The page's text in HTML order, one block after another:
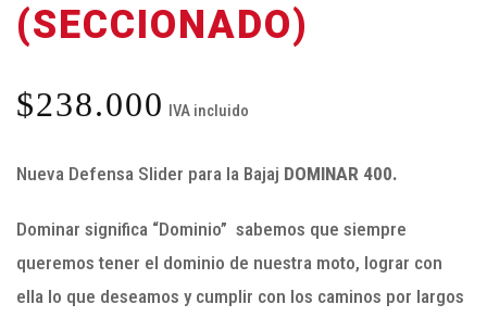
(SECCIONADO)
$238.000 IVA incluido
Nueva Defensa Slider para la Bajaj DOMINAR 400.
Dominar significa “Dominio” sabemos que siempre
queremos tener el dominio de nuestra moto, lograr con
ella lo que deseamos y cumplir con los caminos por largos